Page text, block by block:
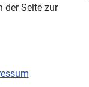
der Seite zur